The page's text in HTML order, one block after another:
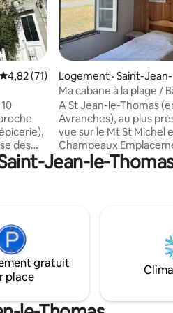
Note moyenne de 4,82 sur 5, 71
4,82 (71)
Mont
et
de
Jean Le
Logement · Saint-
homas
Ma cabane à la plage /
Michel
A St Jean-le-Thomas
Avranches), au plus
vue sur le Mt St Michel
Champeaux
reposant Cabanon
pour cuisiner et dormir
stationner votre voiture
cabanon. Location à la
août 2 nuits minimum)
Jean-le-
gratuit
place